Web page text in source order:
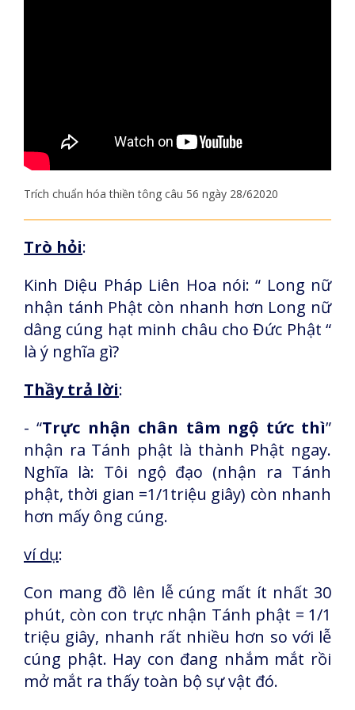
Trích chuẩn hóa thiền tông câu 56 ngày 28/62020
Trò hỏi:
Kinh Diệu Pháp Liên Hoa nói: “ Long nữ
nhận tánh Phật còn nhanh hơn Long nữ
dâng cúng hạt minh châu cho Đức Phật “
là ý nghĩa gì?
Thầy trả lời:
- “Trực nhận chân tâm ngộ tức thì”
nhận ra Tánh phật là thành Phật ngay.
Nghĩa là: Tôi ngộ đạo (nhận ra Tánh
phật, thời gian =1/1triệu giây) còn nhanh
hơn mấy ông cúng.
ví dụ:
Con mang đồ lên lễ cúng mất ít nhất 30
phút, còn con trực nhận Tánh phật = 1/1
triệu giây, nhanh rất nhiều hơn so với lễ
cúng phật. Hay con đang nhắm mắt rồi
mở mắt ra thấy toàn bộ sự vật đó.